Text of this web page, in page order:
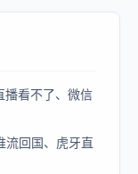
播看不了、微信
流回国、虎牙直